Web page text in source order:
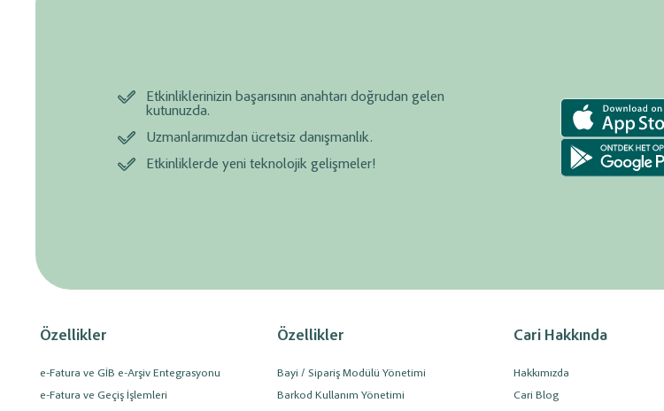
Etkinliklerinizin başarısının anahtarı doğrudan gelen
kutunuzda.
Uzmanlarımızdan ücretsiz danışmanlık.
Etkinliklerde yeni teknolojik gelişmeler!
Özellikler
e-Fatura ve GİB e-Arşiv Entegrasyonu
e-Fatura ve Geçiş İşlemleri
Özellikler
Bayi / Sipariş Modülü Yönetimi
Barkod Kullanım Yönetimi
Cari Hakkında
Hakkımızda
Cari Blog